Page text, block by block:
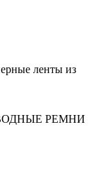
ленты из
РЕМНИ